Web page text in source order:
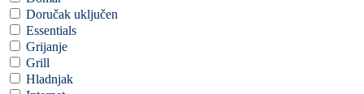
Doručak uključen
Essentials
Grijanje
Grill
Hladnjak